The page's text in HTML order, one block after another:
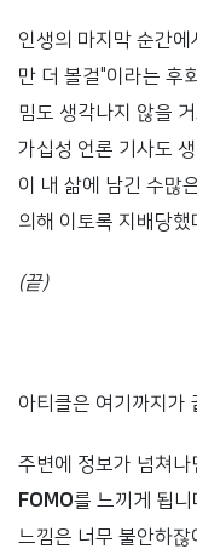
인생의 마지막 순간
만 더 볼걸"이라는 후
밈도 생각나지 않을
가십성 언론 기사도
이 내 삶에 남긴 수많
의해 이토록 지배당
(끝)
아티클은 여기까지가
주변에 정보가 넘쳐
FOMO를 느끼게 됩
느낌은 너무 불안하